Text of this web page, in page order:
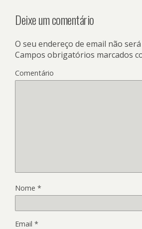
Deixe um comentário
O seu endereço de email não
Campos obrigatórios marcados
Comentário
Nome *
Email *